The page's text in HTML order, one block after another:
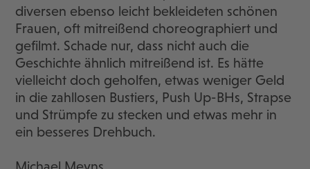
diversen ebenso leicht bekleideten schönen
Frauen, oft mitreißend choreographiert und
gefilmt. Schade nur, dass nicht auch die
Geschichte ähnlich mitreißend ist. Es hätte
vielleicht doch geholfen, etwas weniger Geld
in die zahllosen Bustiers, Push Up-BHs, Strapse
und Strümpfe zu stecken und etwas mehr in
ein besseres Drehbuch.